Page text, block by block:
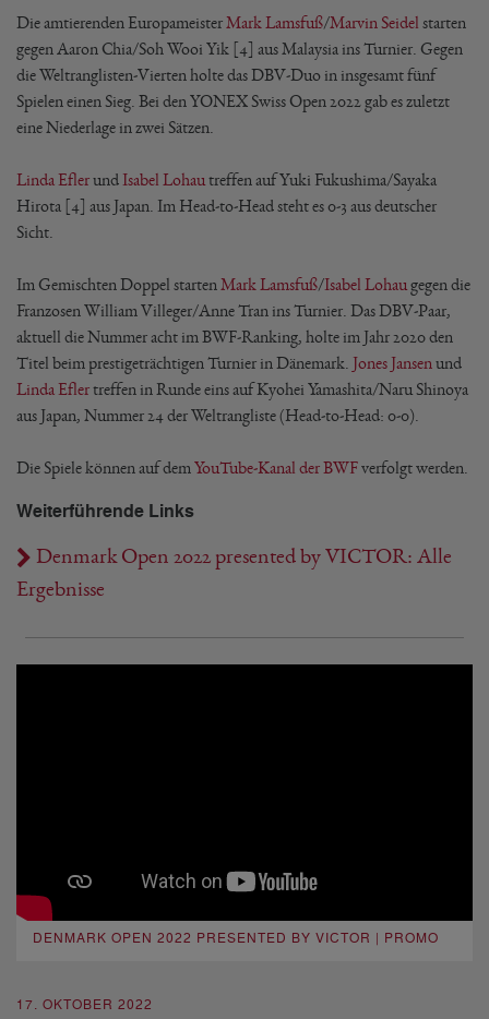
17. OKTOBER 2022
Die amtierenden EuropameisterMark Lamsfuß/Marvin Seidel starten
gegen Aaron Chia/Soh Wooi Yik [4] aus Malaysia ins Turnier. Gegen
die Weltranglisten-Vierten holte das DBV-Duo in insgesamt fünf
Spielen einen Sieg. Bei den YONEX Swiss Open 2022 gab es zuletzt
eine Niederlage in zwei Sätzen.
Linda Eflerund Isabel Lohau treffen auf Yuki Fukushima/Sayaka
Hirota [4] aus Japan. Im Head-to-Head steht es 0-3 aus deutscher
Sicht.
Im Gemischten Doppel starten Mark Lamsfuß/Isabel Lohau gegen die
Franzosen William Villeger/Anne Tran ins Turnier. Das DBV-Paar,
aktuell die Nummer acht im BWF-Ranking, holte im Jahr 2020 den
Titel beim prestigeträchtigen Turnier in Dänemark. Jones Jansen und
Linda Eflertreffen in Runde eins auf Kyohei Yamashita/Naru Shinoya
aus Japan, Nummer 24 der Weltrangliste (Head-to-Head: 0-0).
Die Spiele können auf dem YouTube-Kanal der BWFverfolgt werden.
Weiterführende Links
Denmark Open 2022 presented by VICTOR: Alle
Ergebnisse
DENMARK OPEN 2022 PRESENTED BY VICTOR | PROMO